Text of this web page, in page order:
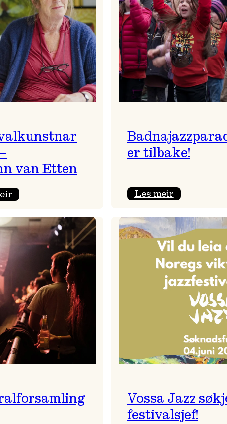
van Etten
:
2026
–
Ingunn van Etten
er tilbake!
Les meir:
er
tilbake!
Vossa Jazz
festivalsjef!